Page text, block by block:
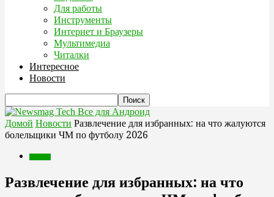
Для работы
Инструменты
Интернет и Браузеры
Мультимедиа
Читалки
Интересное
Новости
Все для Андроид
Домой Новости Развлечение для избранных: на что жалуются
болельщики ЧМ по футболу 2026
Развлечение для избранных: на что